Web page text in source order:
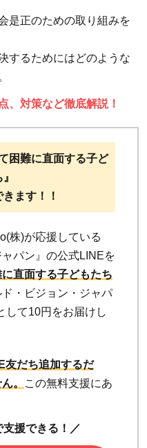
是正のための取り組みを
するためにはどのような
、対策など徹底解説！
困難に直面する子ど
ます！！
株)が応援している
ャパン』の公式LINEを
に直面する子どもたち
ド・ビジョン・ジャパ
して10円をお届けし
友だち追加するだ
。
この無料支援にあ
支援できる！／